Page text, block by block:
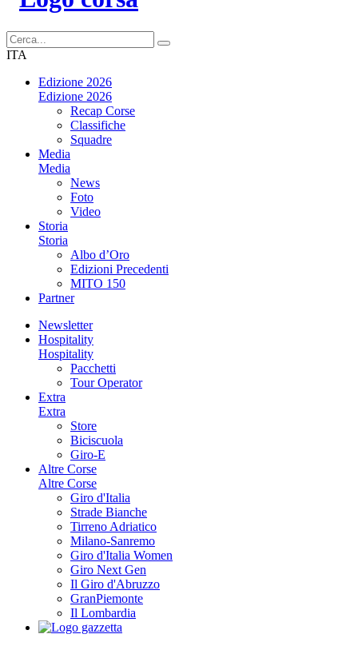
ITA
Edizione 2026
Edizione 2026
Recap Corse
Classifiche
Squadre
Media
Media
News
Foto
Video
Storia
Storia
Albo d’Oro
Edizioni Precedenti
MITO 150
Partner
Newsletter
Hospitality
Hospitality
Pacchetti
Tour Operator
Extra
Extra
Store
Biciscuola
Giro-E
Altre Corse
Altre Corse
Giro d'Italia
Strade Bianche
Tirreno Adriatico
Milano-Sanremo
Giro d'Italia Women
Giro Next Gen
Il Giro d'Abruzzo
GranPiemonte
Il Lombardia